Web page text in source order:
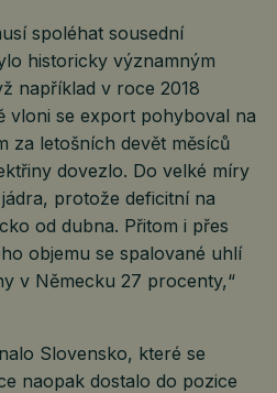
spoléhat sousední
historicky významným
například v roce 2018
vloni se export pohyboval na
za letošních devět měsíců
dovezlo. Do velké míry
protože deficitní na
od dubna. Přitom i přes
objemu se spalované uhlí
v Německu 27 procenty,“
Slovensko, které se
naopak dostalo do pozice